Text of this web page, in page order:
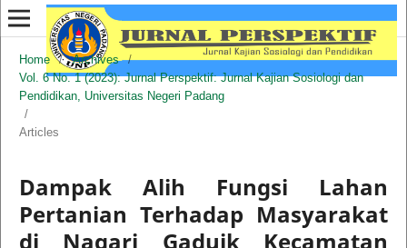
Home / Archives
/
Vol. 6 No. 1 (2023): Jurnal Perspektif: Jurnal Kajian Sosiologi dan
Pendidikan, Universitas Negeri Padang
/
Articles
Dampak Alih Fungsi Lahan
Pertanian Terhadap Masyarakat
di Nagari Gaduik Kecamatan